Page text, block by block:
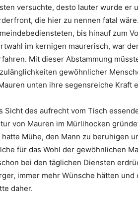
versuchte, desto lauter wurde er
die hier zu nennen fatal
bis hinauf zum
im kernigen maurerisch, war
Mit dieser Abstammung
gewöhnlicher
unten ihre segensreiche Kraft
Sicht des aufrecht vom Tisch
von Mauren im Mürlihocken
hatte Mühe, den Mann zu beruhigen
für das Wohl der gewöhnlichen
bei den täglichen Diensten
immer mehr Wünsche hätten
daher.